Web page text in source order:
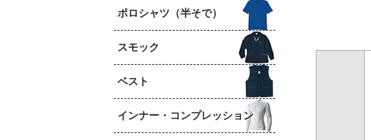
ポロシャツ（半そで）
スモック
ベスト
インナー・コンプレッション